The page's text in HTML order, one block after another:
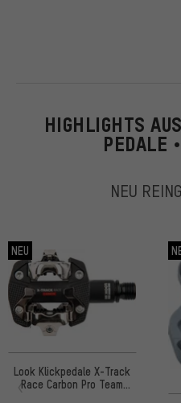
HIGHLIGHTS
PEDALE
NEU
NEU
Look Klickpedale X-Track
Race Carbon Pro Team